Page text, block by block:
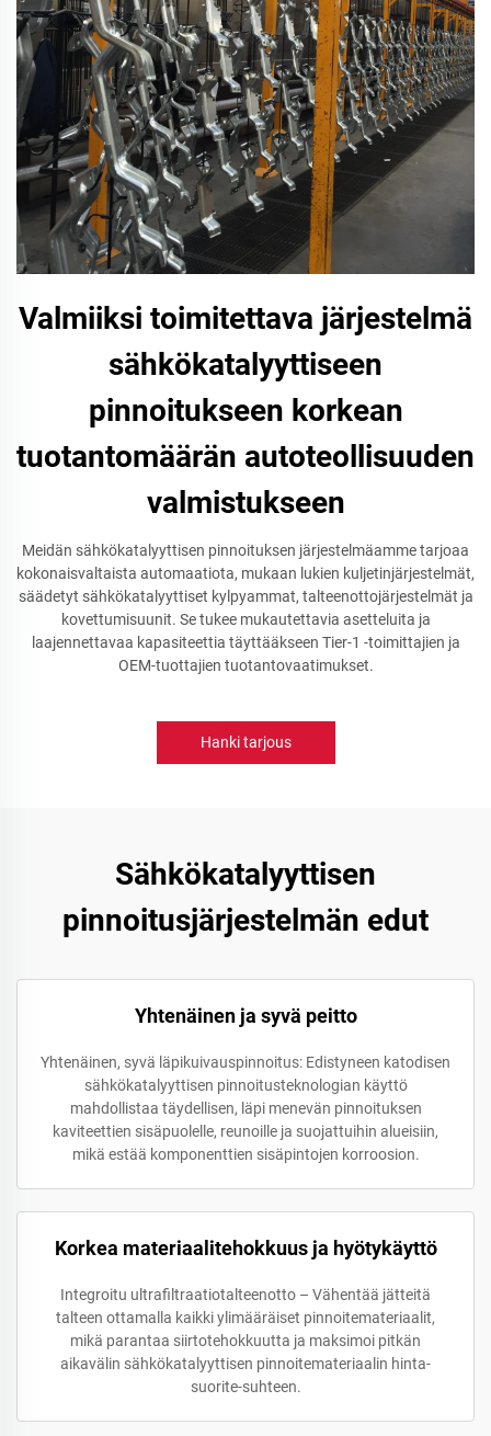
Valmiiksi toimitettava järjestelmä
sähkökatalyyttiseen
pinnoitukseen korkean
tuotantomäärän autoteollisuuden
valmistukseen
Meidän sähkökatalyyttisen pinnoituksen järjestelmäamme tarjoaa
kokonaisvaltaista automaatiota, mukaan lukien kuljetinjärjestelmät,
säädetyt sähkökatalyyttiset kylpyammat, talteenottojärjestelmät ja
kovettumisuunit. Se tukee mukautettavia asetteluita ja
laajennettavaa kapasiteettia täyttääkseen Tier-1 -toimittajien ja
OEM-tuottajien tuotantovaatimukset.
Hanki tarjous
Sähkökatalyyttisen
pinnoitusjärjestelmän edut
Yhtenäinen ja syvä peitto
Yhtenäinen, syvä läpikuivauspinnoitus: Edistyneen katodisen
sähkökatalyyttisen pinnoitusteknologian käyttö
mahdollistaa täydellisen, läpi menevän pinnoituksen
kaviteettien sisäpuolelle, reunoille ja suojattuihin alueisiin,
mikä estää komponenttien sisäpintojen korroosion.
Korkea materiaalitehokkuus ja hyötykäyttö
Integroitu ultrafiltraatiotalteenotto – Vähentää jätteitä
talteen ottamalla kaikki ylimääräiset pinnoitemateriaalit,
mikä parantaa siirtotehokkuutta ja maksimoi pitkän
aikavälin sähkökatalyyttisen pinnoitemateriaalin hinta-
suorite-suhteen.